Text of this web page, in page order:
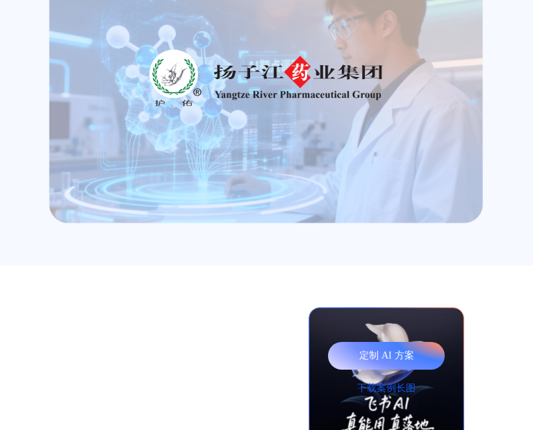
定制 AI 方案
下载案例长图